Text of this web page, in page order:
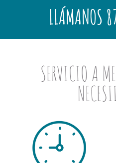
LLÁMANOS
SERVICIO A